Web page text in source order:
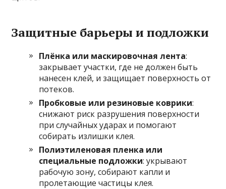
Защитные барьеры и подложки
Плёнка или маскировочная лента:
закрывает участки, где не должен быть
нанесен клей, и защищает поверхность от
потеков.
Пробковые или резиновые коврики:
снижают риск разрушения поверхности
при случайных ударах и помогают
собирать излишки клея.
Полиэтиленовая пленка или
специальные подложки: укрывают
рабочую зону, собирают капли и
пролетающие частицы клея.